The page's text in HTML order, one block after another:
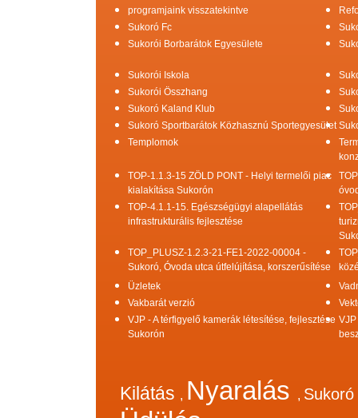
programjaink visszatekintve
Sukoró Fc
Sukorói Borbarátok Egyesülete
Sukorói Iskola
Sukorói Összhang
Sukoró Kaland Klub
Sukoró Sportbarátok Közhasznú Sportegyesület
Templomok
TOP-1.1.3-15 ZÖLD PONT - Helyi termelői piac
kialakítása Sukorón
TOP-4.1.1-15. Egészségügyi alapellátás
infrastrukturális fejlesztése
TOP_PLUSZ-1.2.3-21-FE1-2022-00004 -
Sukoró, Óvoda utca útfelújítása, korszerűsítése
Üzletek
Vakbarát verzió
VJP - A térfigyelő kamerák létesítése, fejlesztése
Sukorón
Kilátás , Nyaralás , Sukoró